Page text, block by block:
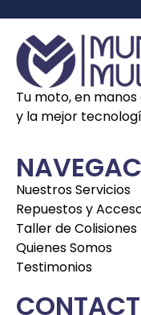
Tu moto, en
y la mejor
Nuestros Servicios
Repuestos y
Taller de Colisiones
Quienes Somos
Testimonios